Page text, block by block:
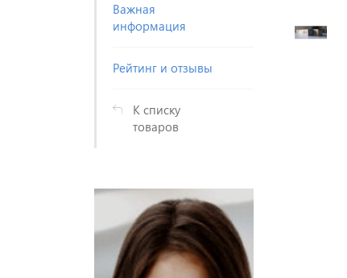
Важная
информация
Рейтинг и отзывы
К списку
товаров